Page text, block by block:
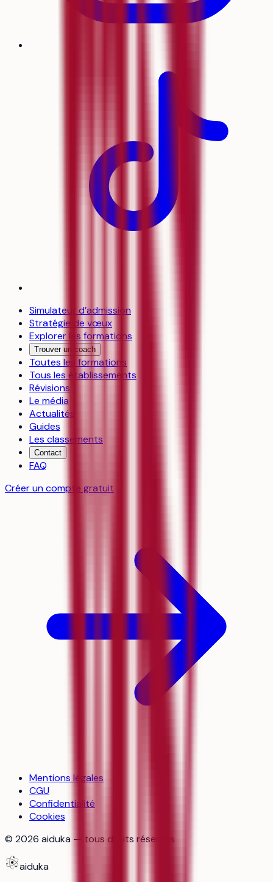
Simulateur d’admission
Stratégie de vœux
Explorer les formations
Trouver un coach
Toutes les formations
Tous les établissements
Révisions
Le média
Actualités
Guides
Les classements
Contact
FAQ
Créer un compte gratuit
Mentions légales
CGU
Confidentialité
Cookies
© 2026 aiduka — tous droits réservés
aiduka